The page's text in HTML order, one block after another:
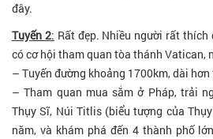
đây.
Tuyến 2: Rất đẹp. Nhiều người rất
có cơ hội tham quan tòa thánh Vatican,
– Tuyến đường khoảng 1700km, dài
– Tham quan mua sắm ở Pháp, trải
Thụy Sĩ, Núi Titlis (biểu tượng của
năm, và khám phá đến 4 thành phố